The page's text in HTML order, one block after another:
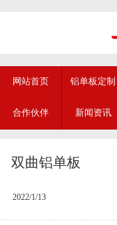
网站首页 铝单板定制
合作伙伴 新闻资讯
双曲铝单板
2022/1/13